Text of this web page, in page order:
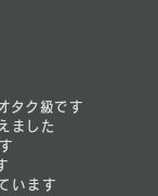
タク級です
ました
います